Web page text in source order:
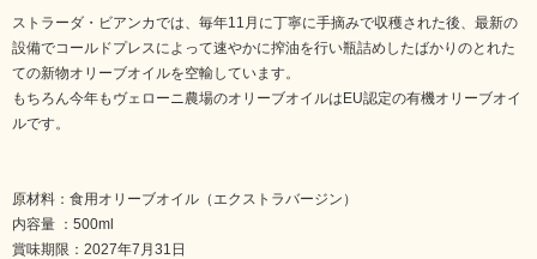
ストラーダ・ビアンカでは、毎年11月に丁寧に手摘みで収穫された後、最新の
設備でコールドプレスによって速やかに搾油を行い瓶詰めしたばかりのとれた
ての新物オリーブオイルを空輸しています。
もちろん今年もヴェローニ農場のオリーブオイルはEU認定の有機オリーブオイ
ルです。
原材料：食用オリーブオイル（エクストラバージン）
内容量 ：500ml
賞味期限：2027年7月31日